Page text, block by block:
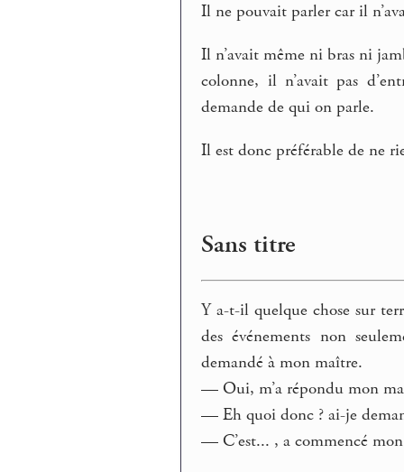
Il ne pouvait parler car il
Il n’avait même ni bras ni
colonne, il n’avait pas
demande de qui on parle.
Il est donc préférable de ne
Sans titre
Y a-t-il quelque chose sur
des événements non
demandé à mon maître.
— Oui, m’a répondu mon
— Eh quoi donc ? ai-je
— C’est... , a commencé